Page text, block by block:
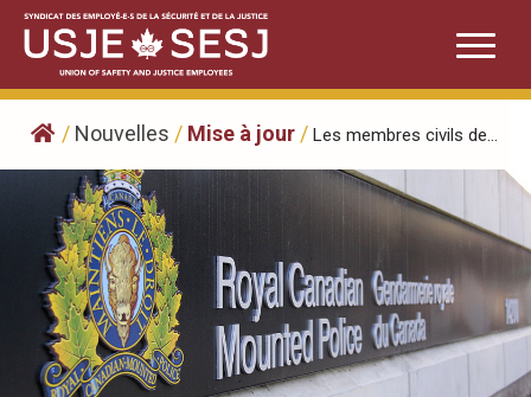
Skip
content
/ Nouvelles / Mise à jour / Les membres civils de...